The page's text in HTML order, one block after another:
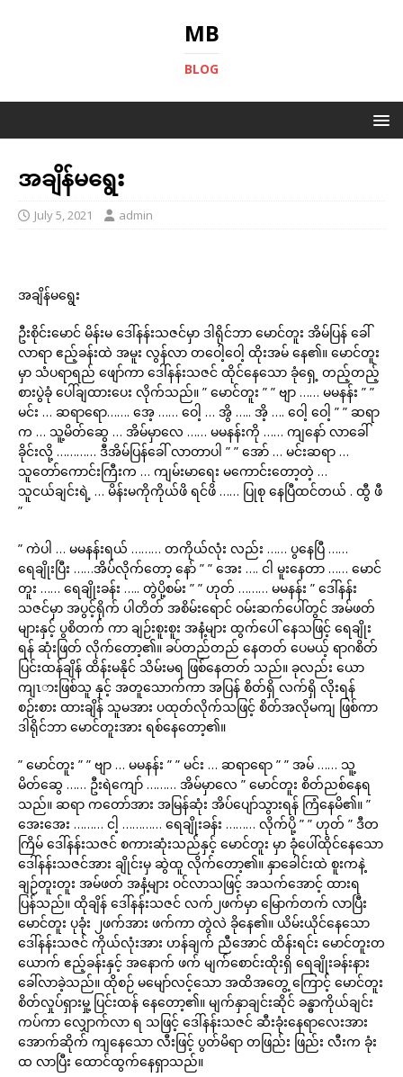
MB
BLOG
အချိန်မရွေး
July 5, 2021 admin
အချိန်မရွေး
ဦးစိုင်းမောင် မိန်းမ ဒေါ်နန်းသဇင်မှာ ဒါရိုင်ဘာ မောင်တူး အိမ်ပြန် ခေါ်
လာရာ ဧည့်ခန်းထဲ အမူး လွန်လာ တဝေါ့ဝေါ့ ထိုးအမ် နေ၏။ မောင်တူး
မှာ သံပရာရည် ဖျော်ကာ ဒေါ်နန်းသဇင် ထိုင်နေသော ခုံရှေ့ တည့်တည့်
စားပွဲခုံ ပေါ်ချထားပေး လိုက်သည်။ ” မောင်တူး ” ” ဗျာ …… မမနန်း ” ”
မင်း … ဆရာရော……. အေ့ …… ဝေါ့ … အွိ ….. အိ့ …. ဝေါ့ ဝေါ့ ” ” ဆရာ
က … သူ့မိတ်ဆွေ … အိမ်မှာလေ …… မမနန်းကို …… ကျနော် လာခေါ်
ခိုင်းလို့ ………… ဒီအိမ်ပြန်ခေါ် လာတာပါ ” ” အော် … မင်းဆရာ …
သူတော်ကောင်းကြီးက … ကျမ်းမာရေး မကောင်းတော့တဲ့ …
သူငယ်ချင်းရဲ့ … မိန်းမကိုကိုယ်ဖိ ရင်ဖိ …… ပြုစု နေပြီထင်တယ် . ထွီ ဖီ
”
” ကဲပါ … မမနန်းရယ် ……… တကိုယ်လုံး လည်း …… ပွနေပြီ ……
ရေချိုးပြီး ……အိပ်လိုက်တော့ နော် ” ” အေး …. ငါ မူးနေတာ …… မောင်
တူး …… ရေချိုးခန်း ….. တွဲပို့စမ်း ” ” ဟုတ် ……… မမနန်း ” ဒေါ်နန်း
သဇင်မှာ အပွင့်ရိုက် ပါတိတ် အစိမ်းရောင် ဝမ်းဆက်ပေါ်တွင် အမ်ဖတ်
များနှင့် ပွစိတက် ကာ ချဉ်းစူးစူး အနံ့များ ထွက်ပေါ် နေသဖြင့် ရေချိုး
ရန် ဆုံးဖြတ် လိုက်တော့၏။ ခပ်တည်တည် နေတတ် ပေမယ့် ရာဂစိတ်
ပြင်းထန်ချိန် ထိန်းမနိုင် သိမ်းမရ ဖြစ်နေတတ် သည်။ ခုလည်း ယော
ကျၤားဖြစ်သူ နှင့် အတူသောက်ကာ အပြန် စိတ်ရှိ လက်ရှိ လိုးရန်
စဉ်းစား ထားချိန် သူမအား ပထုတ်လိုက်သဖြင့် စိတ်အလိုမကျ ဖြစ်ကာ
ဒါရိုင်ဘာ မောင်တူးအား ရစ်နေတော့၏။
” မောင်တူး ” ” ဗျာ … မမနန်း ” ” မင်း … ဆရာရော ” ” အမ် …… သူ့
မိတ်ဆွေ …… ဦးရဲကျော် ……… အိမ်မှာလေ ” မောင်တူး စိတ်ညစ်နေရ
သည်။ ဆရာ ကတော်အား အမြန်ဆုံး အိပ်ပျော်သွားရန် ကြံနေမိ၏။ ”
အေးအေး ……… ငါ့ ………… ရေချိုးခန်း ……… လိုက်ပို့ ” ” ဟုတ် ” ဒီတ
ကြိမ် ဒေါ်နန်းသဇင် စကားဆုံးသည်နှင့် မောင်တူး မှာ ခုံပေါ်ထိုင်နေသော
ဒေါ်နန်းသဇင်အား ချိုင်းမှ ဆွဲထူ လိုက်တော့၏။ နှာခေါင်းထဲ စူးကနဲ့
ချဉ်တူးတူး အမ်ဖတ် အနံ့များ ဝင်လာသဖြင့် အသက်အောင့် ထားရ
ပြန်သည်။ ထိုချိန် ဒေါ်နန်းသဇင် လက်၂ဖက်မှာ မြောက်တက် လာပြီး
မောင်တူး ပုခုံး ၂ဖက်အား ဖက်ကာ တွဲလဲ ခိုနေ၏။ ယိမ်းယိုင်နေသော
ဒေါ်နန်းသဇင် ကိုယ်လုံးအား ဟန်ချက် ညီအောင် ထိန်းရင်း မောင်တူးတ
ယောက် ဧည့်ခန်းနှင့် အနောက် ဖက် မျက်စောင်းထိုးရှိ ရေချိုးခန်းနား
ခေါ်လာခဲ့သည်။ ထိုစဉ် မမျော်လင့်သော အထိအတွေ့ ကြောင့် မောင်တူး
စိတ်လှုပ်ရှားမှု့ ပြင်းထန် နေတော့၏။ မျက်နှာချင်းဆိုင် ခန္ဓာကိုယ်ချင်း
ကပ်ကာ လျှောက်လာ ရ သဖြင့် ဒေါ်နန်းသဇင် ဆီးခုံးနေရာလေးအား
အောက်ဆိုက် ကျနေသော လီးဖြင့် ပွတ်မိရာ တဖြည်း ဖြည်း လီးက ခုံး
ထ လာပြီး ထောင်ထွက်နေရှာသည်။